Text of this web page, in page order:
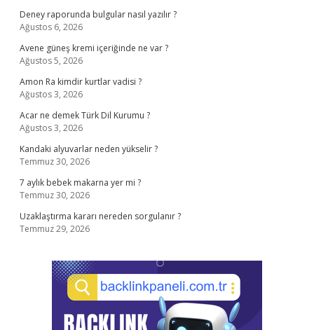
Deney raporunda bulgular nasıl yazılır ?
Ağustos 6, 2026
Avene güneş kremi içeriğinde ne var ?
Ağustos 5, 2026
Amon Ra kimdir kurtlar vadisi ?
Ağustos 3, 2026
Acar ne demek Türk Dil Kurumu ?
Ağustos 3, 2026
Kandaki alyuvarlar neden yükselir ?
Temmuz 30, 2026
7 aylık bebek makarna yer mi ?
Temmuz 30, 2026
Uzaklaştırma kararı nereden sorgulanır ?
Temmuz 29, 2026